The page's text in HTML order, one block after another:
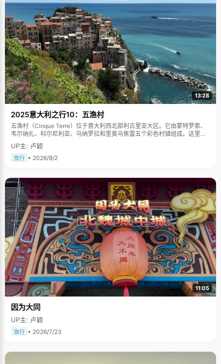
13:28
2025意大利之行10：五渔村
五渔村（Cinque Terre）位于意大利西北部利古里亚大区。它由蒙特罗索、
韦尔纳扎、科尔尼利亚、马纳罗拉和里奥马焦雷五个彩色村镇组成。这里依
山傍海，房屋色彩斑斓，1997年被列为世界文化遗产。
UP主: 卢颖
旅行 • 2026/8/2
11:05
因为大同
UP主: 卢颖
旅行 • 2026/7/23